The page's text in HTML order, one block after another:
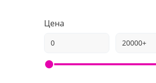
Цена